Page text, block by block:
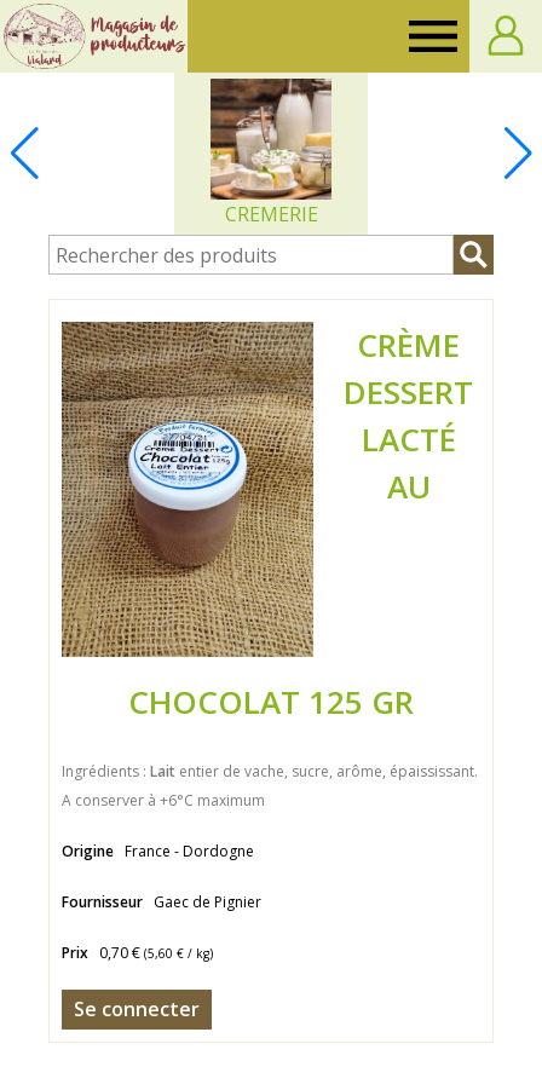
de
Vialard
CREMERIE
CRÈME
DESSERT
LACTÉ
AU
CHOCOLAT 125 GR
Ingrédients : Lait entier de vache, sucre, arôme, épaississant.
A conserver à +6°C maximum
Origine France - Dordogne
Fournisseur Gaec de Pignier
Prix 0,70 € (5,60 € / kg)
Se connecter